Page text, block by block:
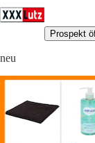
Prospekt
neu